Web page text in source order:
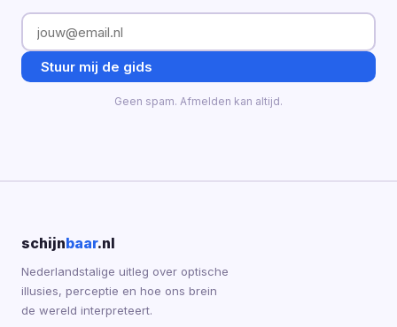
Stuur mij de gids
Geen spam. Afmelden kan altijd.
schijnbaar.nl
Nederlandstalige uitleg over optische
illusies, perceptie en hoe ons brein
de wereld interpreteert.